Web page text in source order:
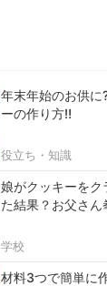
年末年始のお供に
ーの作り方‼
役立ち・知識
娘がクッキーをク
た結果？お父さん
学校
材料3つで簡単に